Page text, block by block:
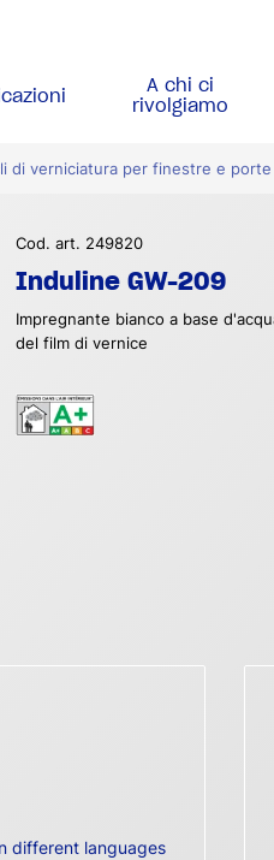
A chi ci
rivolgiamo
di verniciatura per finestre e
Cod. art. 249820
Induline GW-209
Impregnante bianco a base
del film di vernice
different languages